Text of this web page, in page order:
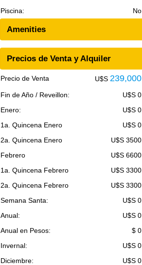
Piscina:
No
Amenities
Precios de Venta y Alquiler
Precio de Venta U$S 239,000
Fin de Año / Reveillon:
U$S 0
Enero:
U$S 0
1a. Quincena Enero
U$S 0
2a. Quincena Enero
U$S 3500
Febrero
U$S 6600
1a. Quincena Febrero
U$S 3300
2a. Quincena Febrero
U$S 3300
Semana Santa:
U$S 0
Anual:
U$S 0
Anual en Pesos:
$ 0
Invernal:
U$S 0
Diciembre:
U$S 0